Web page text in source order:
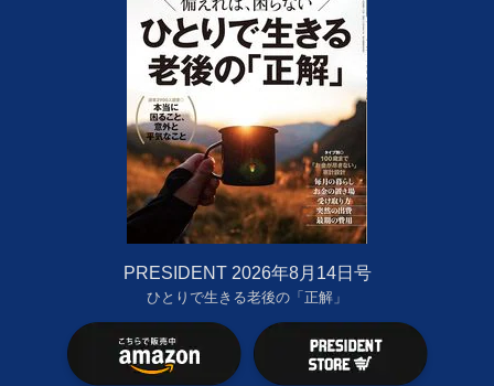
PRESIDENT 2026年8月14日号
ひとりで生きる老後の「正解」